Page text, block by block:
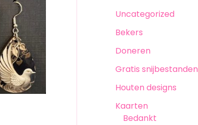
Uncategorized
Bekers
Doneren
Gratis snijbestanden
Houten designs
Kaarten
Bedankt